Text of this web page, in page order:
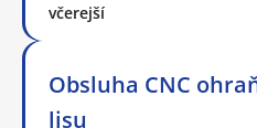
včerejší
Obsluha CNC
lisu